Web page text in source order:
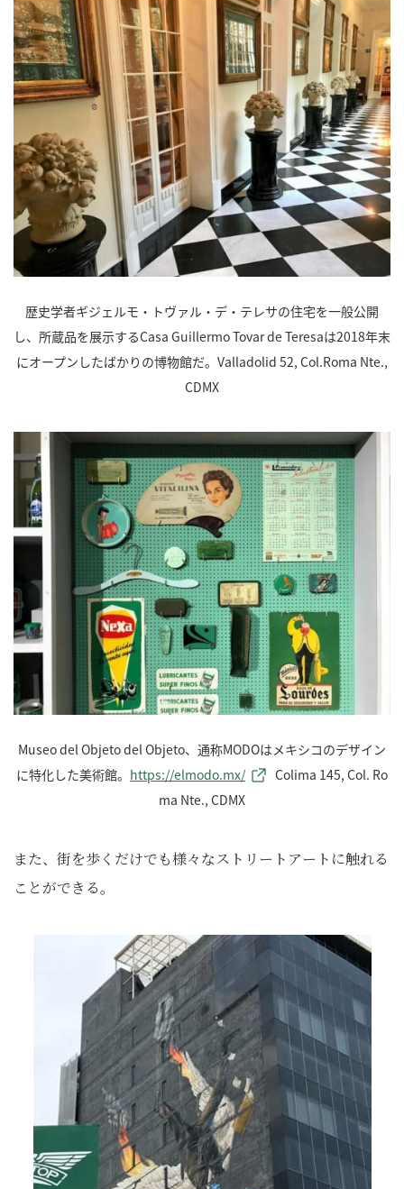
歴史学者ギジェルモ・トヴァル・デ・テレサの住宅を一般公開
し、所蔵品を展示するCasa Guillermo Tovar de Teresaは2018年末
にオープンしたばかりの博物館だ。Valladolid 52, Col.Roma Nte.,
CDMX
Museo del Objeto del Objeto、通称MODOはメキシコのデザイン
に特化した美術館。 https://elmodo.mx/
Colima 145, Col. Ro
ma Nte., CDMX
また、街を歩くだけでも様々なストリートアートに触れる
ことができる。